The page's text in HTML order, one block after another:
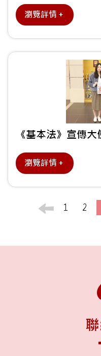
瀏覽詳情＋
《基本法》宣傳
瀏覽詳情＋
1 2